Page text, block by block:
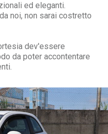
ed eleganti.
noi, non sarai costretto
dev'essere
da poter accontentare